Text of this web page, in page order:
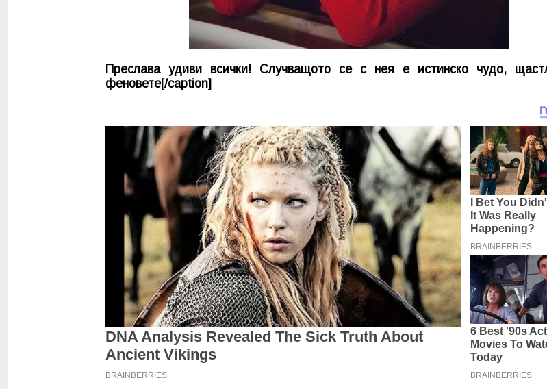
Преслава удиви всички! Случващото се с нея е истинско чудо,
феновете[/caption]